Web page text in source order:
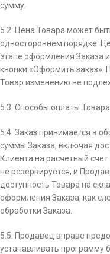
сумму.
5.2. Цена Товара может
одностороннем порядке.
этапе оформления Заказа
кнопки «Оформить заказ».
Товар изменению не
5.3. Способы оплаты
5.4. Заказ принимается в
суммы Заказа, включая
Клиента на расчетный
не резервируется, и
доступность Товара на
оформления Заказа, как
обработки Заказа.
5.5. Продавец вправе
устанавливать программу